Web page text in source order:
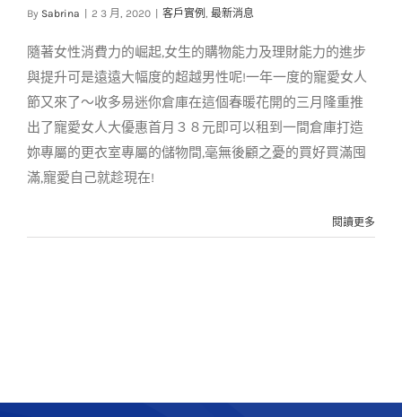
煥然一新
By Sabrina 2 3 月, 2020 客戶實例 , 最新消息
隨著女性消費力的崛起,女生的購物能力及理財能力的進步
與提升可是遠遠大幅度的超越男性呢!一年一度的寵愛女人
節又來了～收多易迷你倉庫在這個春暖花開的三月隆重推
出了寵愛女人大優惠首月３８元即可以租到一間倉庫打造
妳專屬的更衣室專屬的儲物間,毫無後顧之憂的買好買滿囤
滿,寵愛自己就趁現在!
閱讀更多